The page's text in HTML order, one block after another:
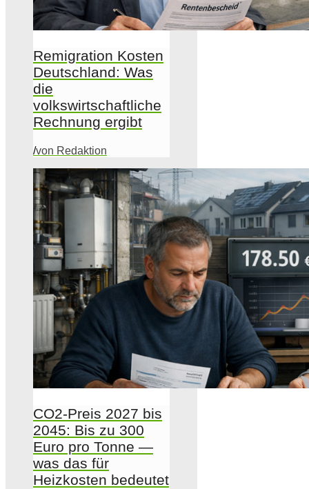
Remigration Kosten
Deutschland: Was
die
volkswirtschaftliche
Rechnung ergibt
/von Redaktion
CO2-Preis 2027 bis
2045: Bis zu 300
Euro pro Tonne —
was das für
Heizkosten bedeutet